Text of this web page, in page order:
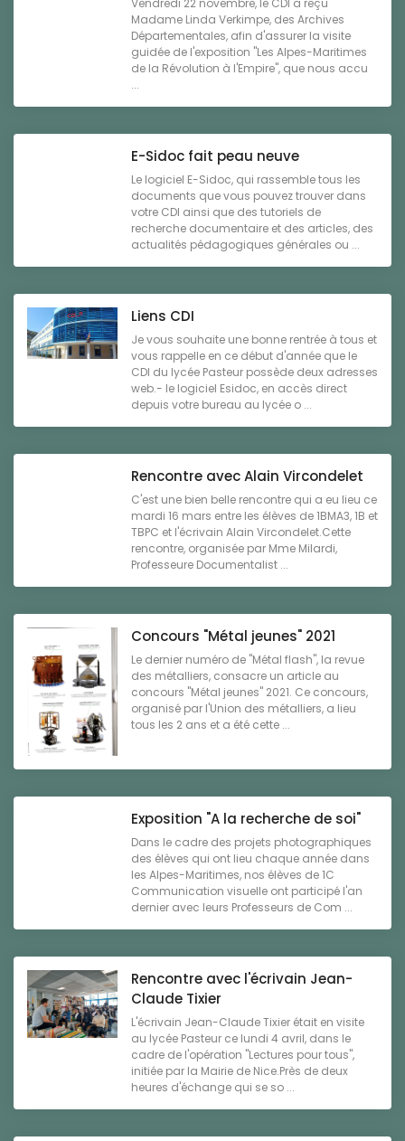
Vendredi 22 novembre, le CDI a reçu
Madame Linda Verkimpe, des Archives
Départementales, afin d'assurer la visite
guidée de l'exposition "Les Alpes-Maritimes
de la Révolution à l'Empire", que nous accu
...
E-Sidoc fait peau neuve
Le logiciel E-Sidoc, qui rassemble tous les
documents que vous pouvez trouver dans
votre CDI ainsi que des tutoriels de
recherche documentaire et des articles, des
actualités pédagogiques générales ou ...
Liens CDI
Je vous souhaite une bonne rentrée à tous et
vous rappelle en ce début d'année que le
CDI du lycée Pasteur possède deux adresses
web.- le logiciel Esidoc, en accès direct
depuis votre bureau au lycée o ...
Rencontre avec Alain Vircondelet
C'est une bien belle rencontre qui a eu lieu ce
mardi 16 mars entre les élèves de 1BMA3, 1B et
TBPC et l'écrivain Alain Vircondelet.Cette
rencontre, organisée par Mme Milardi,
Professeure Documentalist ...
Concours "Métal jeunes" 2021
Le dernier numéro de "Métal flash", la revue
des métalliers, consacre un article au
concours "Métal jeunes" 2021. Ce concours,
organisé par l'Union des métalliers, a lieu
tous les 2 ans et a été cette ...
Exposition "A la recherche de soi"
Dans le cadre des projets photographiques
des élèves qui ont lieu chaque année dans
les Alpes-Maritimes, nos élèves de 1C
Communication visuelle ont participé l'an
dernier avec leurs Professeurs de Com ...
Rencontre avec l'écrivain Jean-
Claude Tixier
L'écrivain Jean-Claude Tixier était en visite
au lycée Pasteur ce lundi 4 avril, dans le
cadre de l'opération "Lectures pour tous",
initiée par la Mairie de Nice.Près de deux
heures d'échange qui se so ...